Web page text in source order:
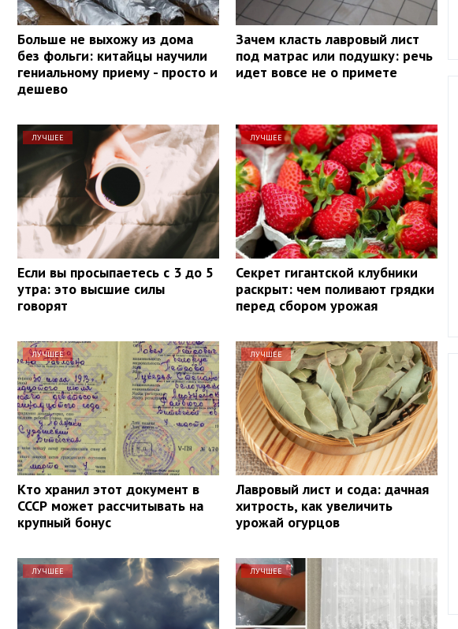
Больше не выхожу из дома
без фольги: китайцы научили
гениальному приему - просто и
дешево
Зачем класть лавровый лист
под матрас или подушку: речь
идет вовсе не о примете
ЛУЧШЕЕ
Если вы просыпаетесь с 3 до 5
утра: это высшие силы
говорят
ЛУЧШЕЕ
Секрет гигантской клубники
раскрыт: чем поливают грядки
перед сбором урожая
ЛУЧШЕЕ
Кто хранил этот документ в
СССР может рассчитывать на
крупный бонус
ЛУЧШЕЕ
Лавровый лист и сода: дачная
хитрость, как увеличить
урожай огурцов
ЛУЧШЕЕ ЛУЧШЕЕ